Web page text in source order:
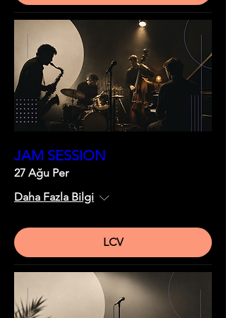
JAM SESSION
27 Ağu Per
Daha Fazla Bilgi
LCV